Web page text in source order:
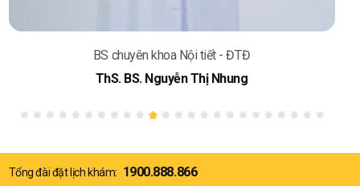
BS chuyên khoa Nội tiết - ĐTĐ
ThS. BS. Nguyễn Thị Nhung
Tổng đài đặt lịch khám: 1900.888.866